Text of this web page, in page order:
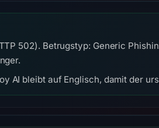
502). Betrugstyp: Generic
AI bleibt auf Englisch, damit der